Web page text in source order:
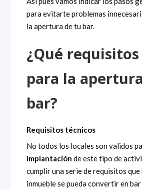
para evitarte problemas
la apertura de tu bar.
¿Qué
para la
bar?
Requisitos técnicos
No todos los locales son validos
implantaciónde este tipo de
cumplir una serie de requisitos que
inmueble se pueda convertir en